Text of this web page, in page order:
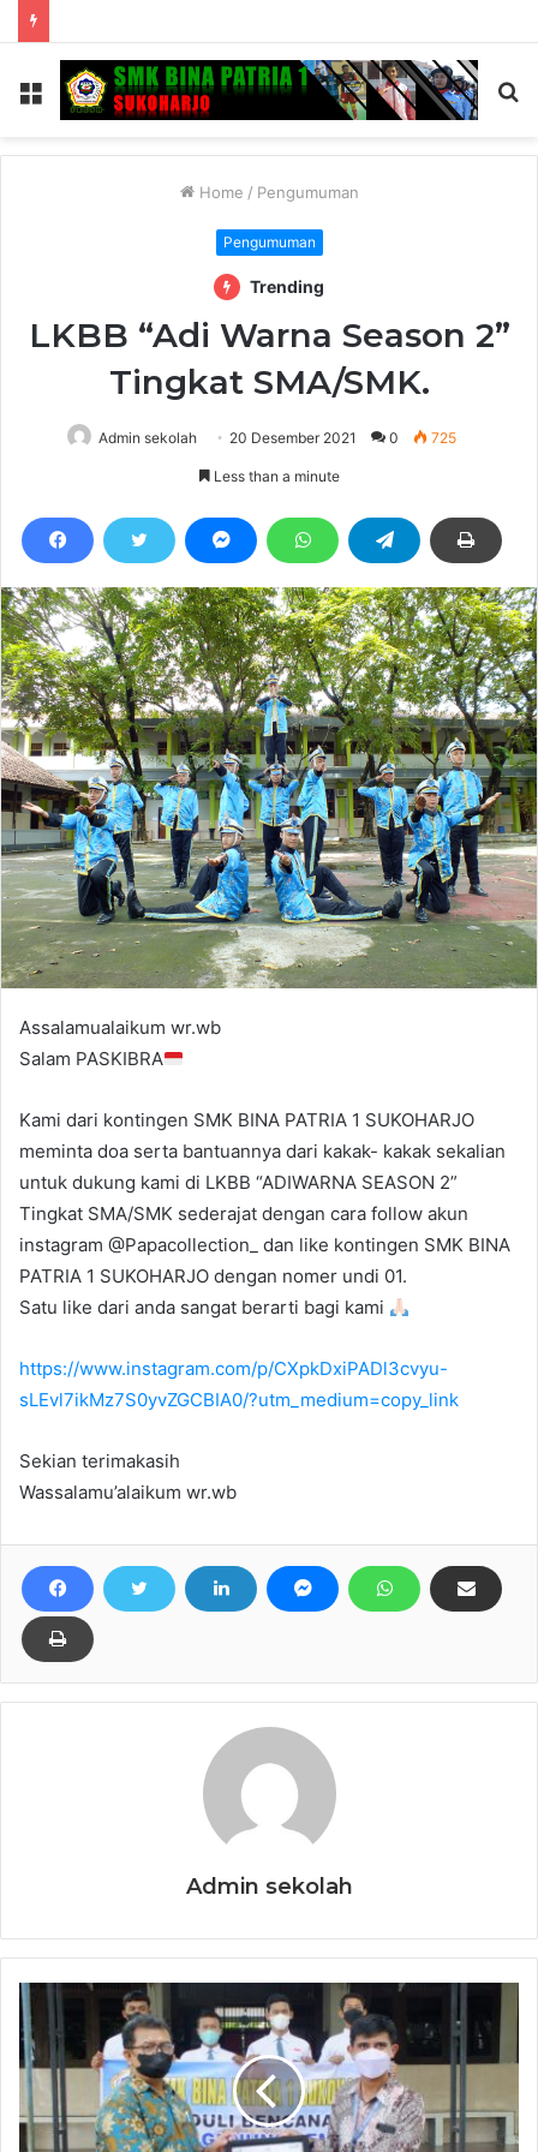
Menu
Home / Pengumuman
Pengumuman
Trending
LKBB “Adi Warna Season 2”
Tingkat SMA/SMK.
Admin sekolah 20 Desember 2021 0 725
Less than a minute
Assalamualaikum wr.wb
Salam PASKIBRA
Kami dari kontingen SMK BINA PATRIA 1 SUKOHARJO
meminta doa serta bantuannya dari kakak- kakak sekalian
untuk dukung kami di LKBB “ADIWARNA SEASON 2”
Tingkat SMA/SMK sederajat dengan cara follow akun
instagram @Papacollection_ dan like kontingen SMK BINA
PATRIA 1 SUKOHARJO dengan nomer undi 01.
Satu like dari anda sangat berarti bagi kami
https://www.instagram.com/p/CXpkDxiPADl3cvyu-
sLEvl7ikMz7S0yvZGCBIA0/?utm_medium=copy_link
Sekian terimakasih
Wassalamu’alaikum wr.wb
Admin sekolah